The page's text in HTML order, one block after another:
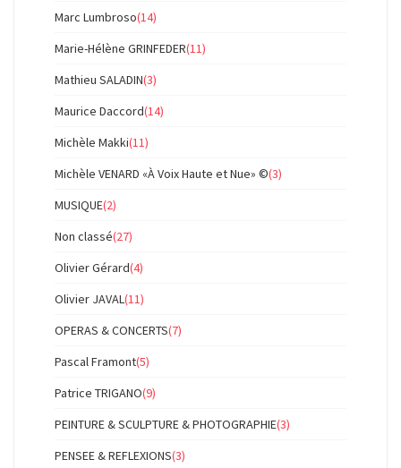
Marc Lumbroso(14)
Marie-Hélène GRINFEDER(11)
Mathieu SALADIN(3)
Maurice Daccord(14)
Michèle Makki(11)
Michèle VENARD «À Voix Haute et Nue» ©(3)
MUSIQUE(2)
Non classé(27)
Olivier Gérard(4)
Olivier JAVAL(11)
OPERAS & CONCERTS(7)
Pascal Framont(5)
Patrice TRIGANO(9)
PEINTURE & SCULPTURE & PHOTOGRAPHIE(3)
PENSEE & REFLEXIONS(3)